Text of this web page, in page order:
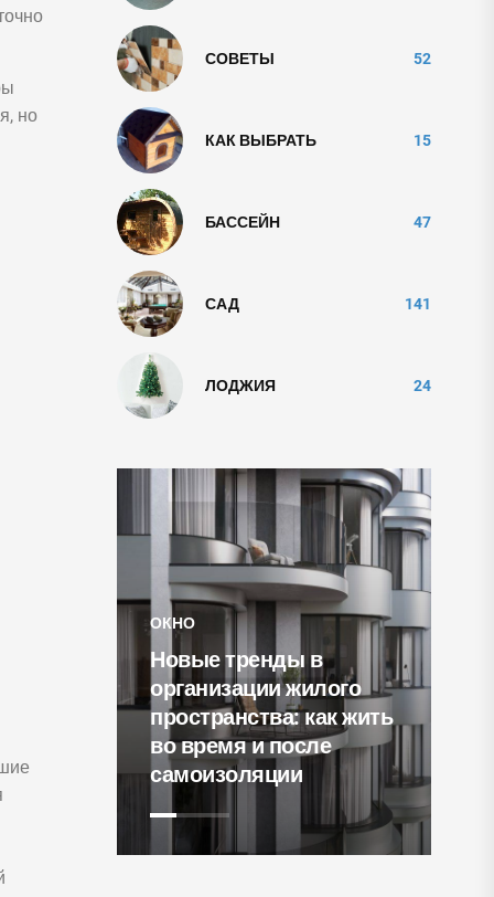
но
СОВЕТЫ 52
КАК ВЫБРАТЬ 15
БАССЕЙН 47
САД 141
ЛОДЖИЯ 24
Новые тренды в
организации жилого
пространства: как жить
во время и после
самоизоляции
СВЕТИЛЬНИКИ
15 уютнейших
гостиных с
кирпичными